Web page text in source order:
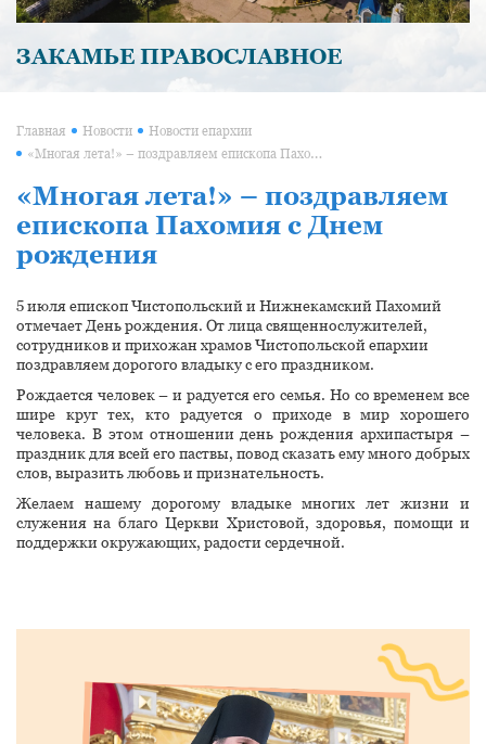
ЗАКАМЬЕ ПРАВОСЛАВНОЕ
Главная Новости Новости епархии
«Многая лета!» – поздравляем епископа Пахомия с Днем рождения
«Многая лета!» – поздравляем
епископа Пахомия с Днем
рождения
5 июля епископ Чистопольский и Нижнекамский Пахомий
отмечает День рождения. От лица священнослужителей,
сотрудников и прихожан храмов Чистопольской епархии
поздравляем дорогого владыку с его праздником.
Рождается человек – и радуется его семья. Но со временем все
шире круг тех, кто радуется о приходе в мир хорошего
человека. В этом отношении день рождения архипастыря –
праздник для всей его паствы, повод сказать ему много добрых
слов, выразить любовь и признательность.
Желаем нашему дорогому владыке многих лет жизни и
служения на благо Церкви Христовой, здоровья, помощи и
поддержки окружающих, радости сердечной.